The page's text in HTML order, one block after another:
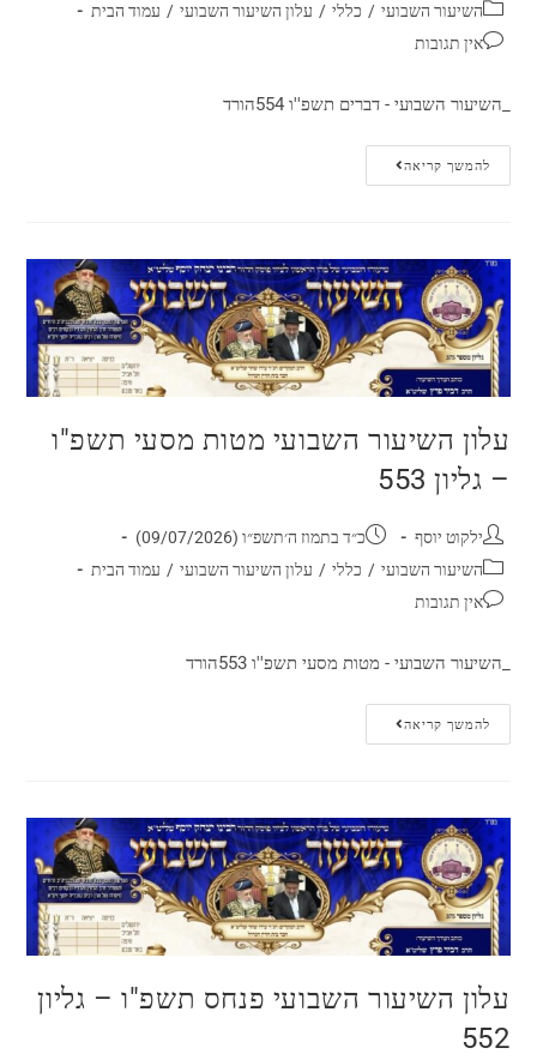
השיעור השבועי / כללי / עלון השיעור השבועי / עמוד הבית
אין תגובות
_השיעור השבועי - דברים תשפ''ו 554הורד
להמשך קריאה
עלון השיעור השבועי מטות מסעי תשפ"ו
– גליון 553
ילקוט יוסף
כ״ד בתמוז ה׳תשפ״ו (09/07/2026)
השיעור השבועי / כללי / עלון השיעור השבועי / עמוד הבית
אין תגובות
_השיעור השבועי - מטות מסעי תשפ''ו 553הורד
להמשך קריאה
עלון השיעור השבועי פנחס תשפ"ו – גליון
552